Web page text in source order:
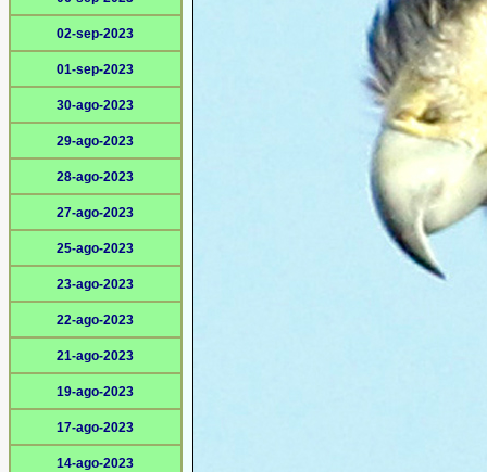
02-sep-2023
01-sep-2023
30-ago-2023
29-ago-2023
28-ago-2023
27-ago-2023
25-ago-2023
23-ago-2023
22-ago-2023
21-ago-2023
19-ago-2023
17-ago-2023
14-ago-2023